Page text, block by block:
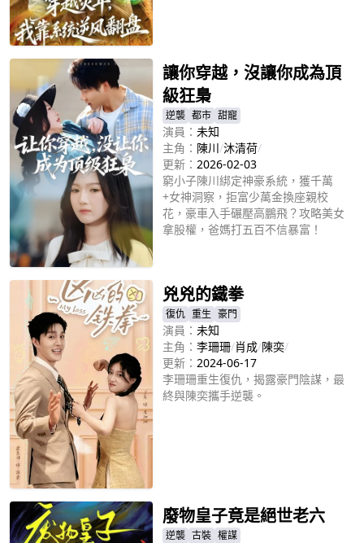
讓你穿越，沒讓你成為頂
級狂梟
逆襲 都市 甜寵
演員： 未知
主角： 陳川/沐清荷/
更新： 2026-02-03
窮小子陳川綁定神豪系統，獲千萬
+女神洞察，拒富少萬金換座親校
花，豪車入手碾壓高鵬飛？攻略美女
拿股權，爸媽打五百不信暴富！
兇兇的鐵拳
復仇 重生 豪門
演員： 未知
主角： 李珊珊/肖成/陳奕/
更新： 2024-06-17
李珊珊重生復仇，揭露豪門陰謀，最
終與陳奕攜手逆襲。
廢物皇子竟是絕世老六
逆襲 古裝 權謀